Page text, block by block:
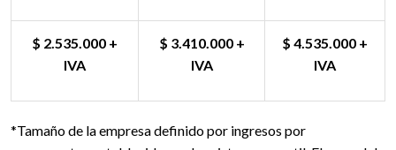
$ 2.535.000 +
IVA
$ 3.410.000 +
IVA
$ 4.535.000 +
IVA
*Tamaño de la empresa definido por ingresos por